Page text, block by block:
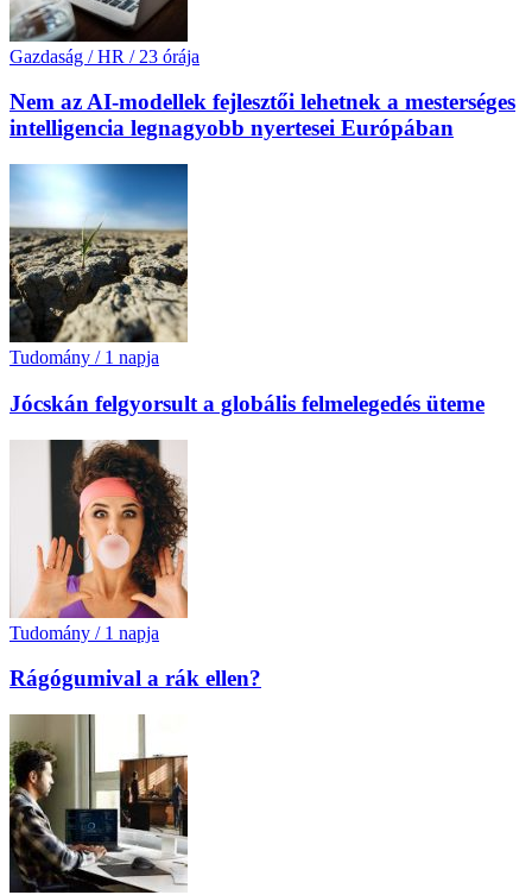
Gazdaság / HR / 23 órája
Nem az AI-modellek fejlesztői lehetnek a mesterséges
intelligencia legnagyobb nyertesei Európában
Tudomány / 1 napja
Jócskán felgyorsult a globális felmelegedés üteme
Tudomány / 1 napja
Rágógumival a rák ellen?